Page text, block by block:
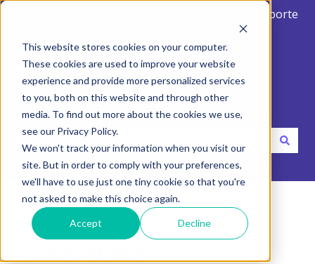
This website stores cookies on your computer.
These cookies are used to improve your website
experience and provide more personalized services
to you, both on this website and through other
media. To find out more about the cookies we use,
see our Privacy Policy.
We won't track your information when you visit our
site. But in order to comply with your preferences,
we'll have to use just one tiny cookie so that you're
not asked to make this choice again.
Accept Decline
Mostrar submenu para
Criar ticket de suporte
Olá. Como podemos te ajudar?
Não existem sugestões porque o campo de pesquisa
Centro de ajuda Integrações
16 de junho de 2024
Integrações